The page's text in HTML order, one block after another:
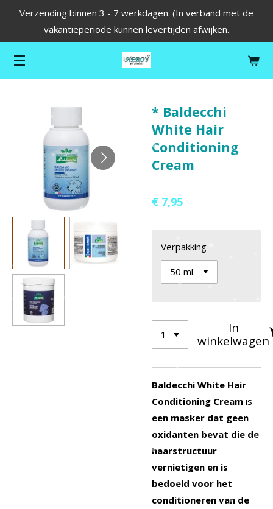
de
hoofdinhoud
Verzending binnen 3 - 7 werkdagen. (In verband met de
vakantieperiode kunnen levertijden afwijken.
* Baldecchi
White Hair
Conditioning
Cream
€ 7,95
Verpakking
In
winkelwagen
Baldecchi White Hair
Conditioning Cream is
een masker dat geen
oxidanten bevat die de
haarstructuur
vernietigen en is
bedoeld voor het
conditioneren van de